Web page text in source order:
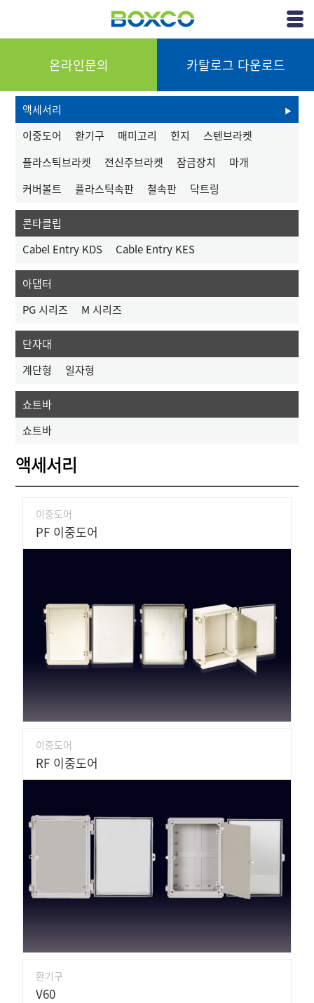
온라인문의 카탈로그 다운로드Menu
액세서리
이중도어
환기구 매미고리 힌지
스텐브라켓
플라스틱브라켓
전신주브라켓 잠금장치
마개
커버볼트
플라스틱속판 철속판 닥트링
콘타클립
Cabel Entry KDS
Cable Entry KES
아댑터
PG 시리즈
M 시리즈
단자대
계단형
일자형
쇼트바
쇼트바
액세서리
이중도어
PF 이중도어
이중도어
RF 이중도어
환기구
V60